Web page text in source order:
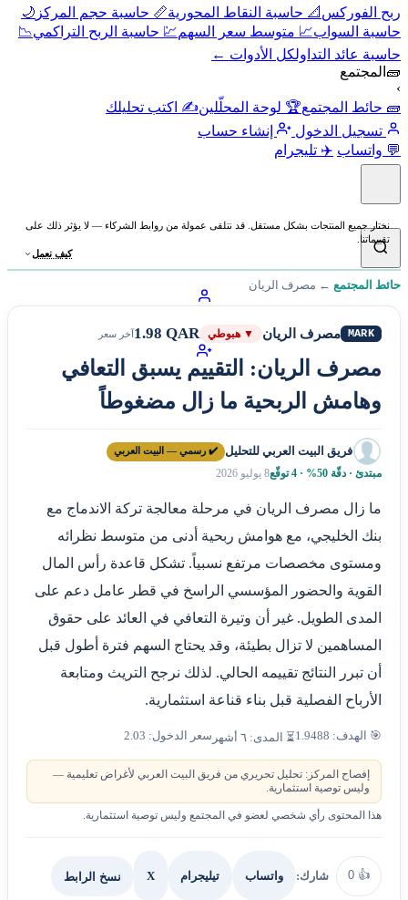
ربح الفوركس 📐 حاسبة النقاط المحورية📏 حاسبة حجم المركز 🌙
حاسبة السواب📈 متوسط سعر السهم💹 حاسبة الربح التراكمي📉
حاسبة عائد التداولكل الأدوات ←
🧱 المجتمع
›
🧱 حائط المجتمع🏆 لوحة المحلّلين✍️ اكتب تحليلك
تسجيل الدخول
إنشاء حساب
💬 واتساب ✈️ تليجرام
نختار جميع المنتجات بشكل مستقل. قد نتلقى عمولة من روابط الشركاء — لا يؤثر ذلك على
تقييماتنا.
كيف نعمل
حائط المجتمع ← مصرف الريان
MARK مصرف الريان ▼ هبوطي 1.98 QARآخر سعر
مصرف الريان: التقييم يسبق التعافي
وهامش الربحية ما زال مضغوطاً
فريق البيت العربي للتحليل ✔️ رسمي — البيت العربي
مبتدئ · دقّة 50% · 4 توقّع 8 يوليو 2026
ما زال مصرف الريان في مرحلة معالجة تركة الاندماج مع
بنك الخليجي، مع هوامش ربحية أدنى من متوسط نظرائه
ومستوى مخصصات مرتفع نسبياً. تشكل قاعدة رأس المال
القوية والحضور المؤسسي الراسخ في قطر عامل دعم على
المدى الطويل. غير أن وتيرة التعافي في العائد على حقوق
المساهمين لا تزال بطيئة، وقد يحتاج السهم فترة أطول قبل
أن تبرر النتائج تقييمه الحالي. لذلك نرجح التريث ومتابعة
الأرباح الفصلية قبل بناء قناعة استثمارية.
🎯 الهدف: 1.9488 ⏳ المدى: ٦ أشهر سعر الدخول: 2.03
إفصاح المركز: تحليل تحريري من فريق البيت العربي لأغراض تعليمية —
وليس توصية استثمارية.
هذا المحتوى رأي شخصي لعضو في المجتمع وليس توصية استثمارية.
👍
0 شارك: واتساب تيليجرام X نسخ الرابط